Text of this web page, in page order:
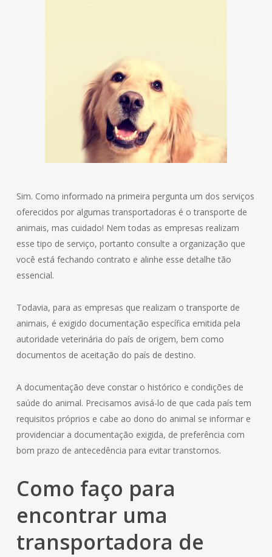
Sim. Como informado na primeira pergunta um dos serviços
oferecidos por algumas transportadoras é o transporte de
animais, mas cuidado! Nem todas as empresas realizam
esse tipo de serviço, portanto consulte a organização que
você está fechando contrato e alinhe esse detalhe tão
essencial.
Todavia, para as empresas que realizam o transporte de
animais, é exigido documentação específica emitida pela
autoridade veterinária do país de origem, bem como
documentos de aceitação do país de destino.
A documentação deve constar o histórico e condições de
saúde do animal. Precisamos avisá-lo de que cada país tem
requisitos próprios e cabe ao dono do animal se informar e
providenciar a documentação exigida, de preferência com
bom prazo de antecedência para evitar transtornos.
Como faço para
encontrar uma
transportadora de